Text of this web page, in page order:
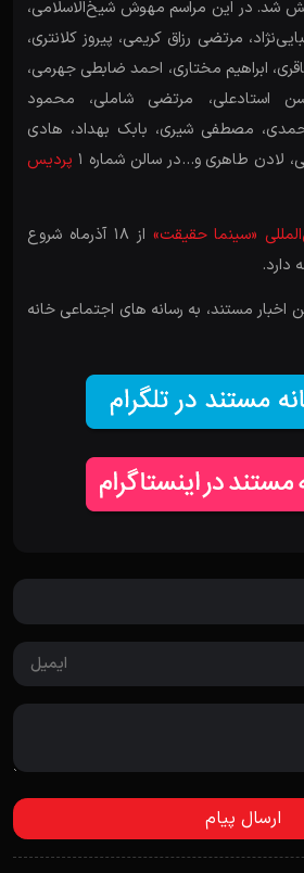
شد. در این مراسم مهوش شیخ‌الاسلامی،
مرتضی رزاق کریمی، پیروز کلانتری،
ابراهیم مختاری، احمد ضابطی جهرمی،
استادعلی، مرتضی شاملی، محمود
مصطفی شیری، بابک بهداد، هادی
لادن طاهری و…در سالن شماره ۱
پردیس
«سینما حقیقت»
از 18 آذرماه شروع
اخبار مستند، به رسانه های اجتماعی خانه